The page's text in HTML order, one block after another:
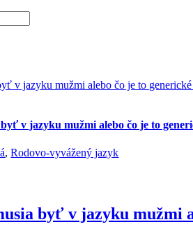
v jazyku mužmi alebo čo je to
v jazyku mužmi alebo čo je to
,Rodovo-vyvážený jazyk
byť v jazyku mužmi